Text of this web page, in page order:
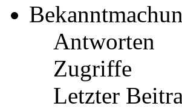
Antworten
Zugriffe
Letzter